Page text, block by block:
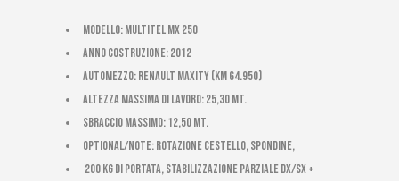
Modello: Multitel Mx 250
Anno costruzione: 2012
Automezzo: Renault Maxity (km 64.950)
Altezza massima di Lavoro: 25,30 mt.
Sbraccio massimo: 12,50 mt.
Optional/Note: ROTAZIONE CESTELLO, SPONDINE,
200 kg di portata, stabilizzazione parziale dx/sx +